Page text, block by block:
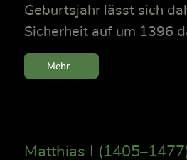
Geburtsjahr lässt sich
Sicherheit auf um 1396
Mehr...
Matthias I